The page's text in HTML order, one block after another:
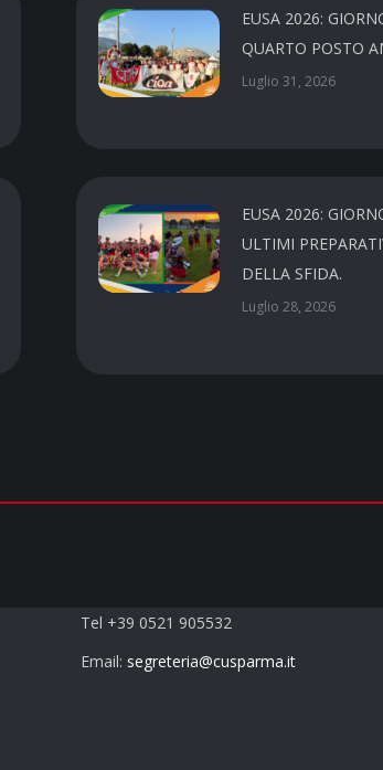
EUSA 2026:
QUARTO POSTO
Luglio 31, 2026
EUSA 2026:
ULTIMI
DELLA SFIDA.
Luglio 28, 2026
Tel +39 0521 905532
Email: segreteria@cusparma.it